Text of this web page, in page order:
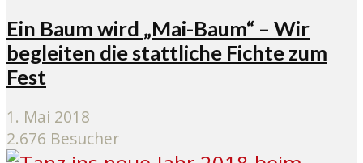
Ein Baum wird „Mai-Baum“ – Wir
begleiten die stattliche Fichte zum
Fest
1. Mai 2018
2.676 Besucher